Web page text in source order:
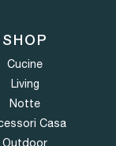
SHOP
Cucine
Living
Notte
Casa
Outdoor